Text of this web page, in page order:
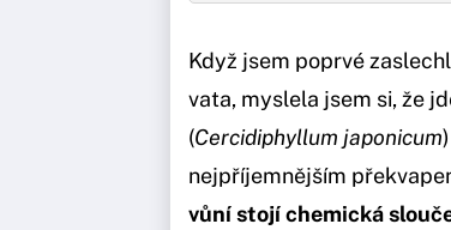
Když jsem poprvé
vata, myslela jsem si, že
(Cercidiphyllum japonicum
nejpříjemnějším
vůní stojí chemická